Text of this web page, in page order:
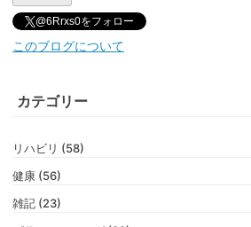
@6Rrxs0をフォロー
このブログについて
カテゴリー
リハビリ (58)
健康 (56)
雑記 (23)